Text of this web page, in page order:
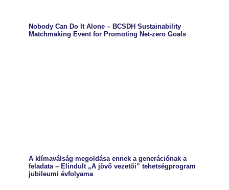
Nobody Can Do It Alone – BCSDH Sustainability
Matchmaking Event for Promoting Net-zero Goals
A klímaválság megoldása ennek a generációnak a
feladata – Elindult „A jövő vezetői” tehetségprogram
jubileumi évfolyama